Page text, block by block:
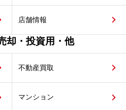
店舗情報
却・投資用・他
不動産買取
マンション